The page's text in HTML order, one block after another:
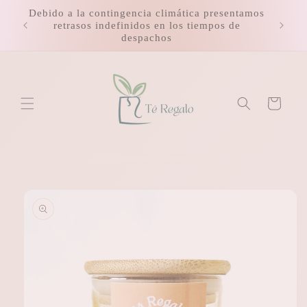
directamente
al contenido
Debido a la contingencia climática presentamos
retrasos indefinidos en los tiempos de
despachos
Carrito
del producto